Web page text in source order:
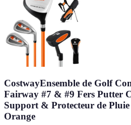
CostwayEnsemble de Golf
Fairway #7 & #9 Fers Putter
Support & Protecteur de
Orange